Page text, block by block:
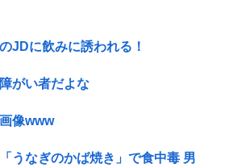
JDに飲みに誘われる！
がい者だよな
像www
うなぎのかば焼き」で食中毒 男